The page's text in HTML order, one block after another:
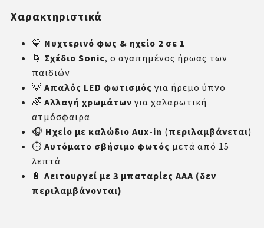
Χαρακτηριστικά
💙 Νυχτερινό φως & ηχείο 2 σε 1
🌀 Σχέδιο Sonic, ο αγαπημένος ήρωας των
παιδιών
💡 Απαλός LED φωτισμός για ήρεμο ύπνο
🌈 Αλλαγή χρωμάτων για χαλαρωτική
ατμόσφαιρα
🎧 Ηχείο με καλώδιο Aux-in (περιλαμβάνεται)
⏱️ Αυτόματο σβήσιμο φωτός μετά από 15
λεπτά
🔋 Λειτουργεί με 3 μπαταρίες ΑΑΑ (δεν
περιλαμβάνονται)